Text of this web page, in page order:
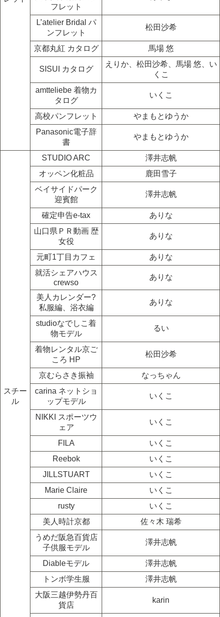
フレット
L’atelier Bridal パ
ンフレット
松田沙希
京都丸紅 カタログ 馬場 悠
SISUI カタログ
えりか、松田沙希、馬場 悠、い
くこ
amtteliebe 着物カ
タログ
いくこ
高校パンフレット
やまもとゆうか
Panasonic電子辞
書
やまもとゆうか
スチー
ル
STUDIO ARC
澤井志帆
オッペン化粧品
鹿田雪子
ベイサイドパーク
迎賓館
澤井志帆
確定申告e-tax
ありな
山口県ＰＲ動画 歴
女役
ありな
元町1丁目カフェ
ありな
就活シェアハウス
crewso
ありな
美人カレンダー?
私服編、浴衣編
ありな
studioなでしこ着
物モデル
るい
着物レンタル京ご
ころ HP
松田沙希
京むらさき振袖
なっちゃん
carina ネットショ
ップモデル
いくこ
NIKKI スポーツウ
ェア
いくこ
FILA
いくこ
Reebok
いくこ
JILLSTUART
いくこ
Marie Claire
いくこ
rusty
いくこ
美人時計京都
佐々木 瑞希
うめだ阪急百貨店
子供服モデル
澤井志帆
Diableモデル
澤井志帆
トンボ学生服
澤井志帆
大阪三越伊勢丹百
貨店
karin